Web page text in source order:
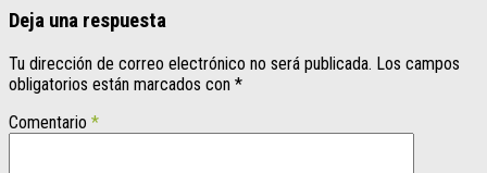
Deja una respuesta
Tu dirección de correo electrónico no será publicada. Los campos
obligatorios están marcados con *
Comentario *